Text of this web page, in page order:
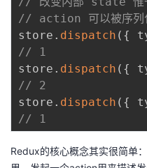
证
实
验
的
收
藏
议
// action 可以被序列化
store . dispatch ( {
// 1
store . dispatch ( {
// 2
store . dispatch ( {
// 1
Redux的核心概念其实很简单